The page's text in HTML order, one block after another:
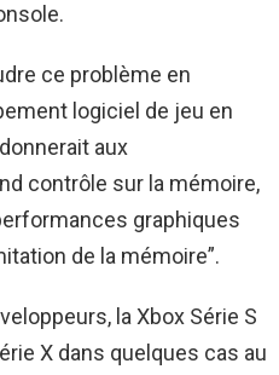
ce problème en
logiciel de jeu en
aux
contrôle sur la mémoire,
graphiques
de la mémoire”.
la Xbox Série S
X dans quelques cas au